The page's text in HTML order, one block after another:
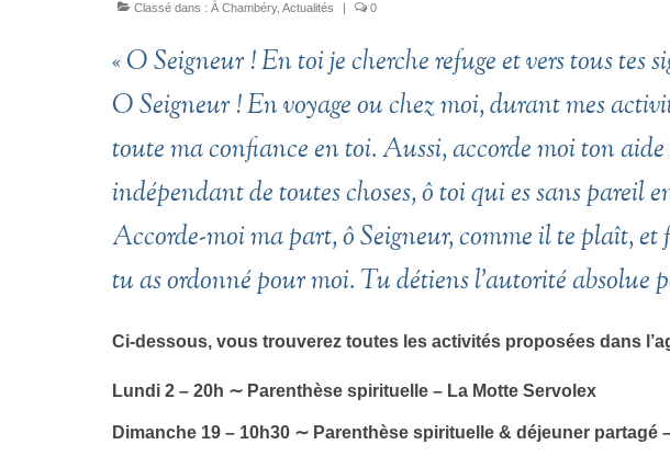
Classé dans : À Chambéry, Actualités | 0
« O Seigneur ! En toi je cherche refuge et vers tous tes
O Seigneur ! En voyage ou chez moi, durant mes
toute ma confiance en toi. Aussi, accorde moi ton
indépendant de toutes choses, ô toi qui es sans pareil
Accorde-moi ma part, ô Seigneur, comme il te plaît, et
tu as ordonné pour moi. Tu détiens l’autorité absolue
Ci-dessous, vous trouverez toutes les activités proposées dans
Lundi 2 – 20h ∼ Parenthèse spirituelle – La Motte Servolex
Dimanche 19 – 10h30 ∼ Parenthèse spirituelle & déjeuner partagé